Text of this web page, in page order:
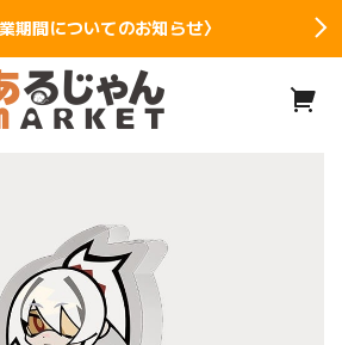
期間についてのお知らせ〉